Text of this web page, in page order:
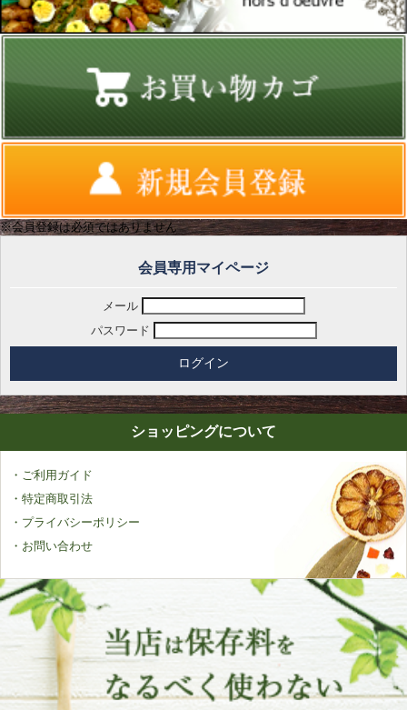
※会員登録は必須ではありません
会員専用マイページ
メール
パスワード
ショッピングについて
・ご利用ガイド
・特定商取引法
・プライバシーポリシー
・お問い合わせ